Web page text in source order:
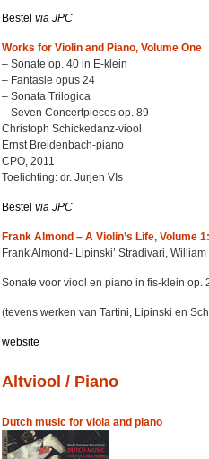
Bestel via JPC
Works for Violin and Piano, Volume One
– Sonate op. 40 in E-klein
– Fantasie opus 24
– Sonata Trilogica
– Seven Concertpieces op. 89
Christoph Schickedanz-viool
Ernst Breidenbach-piano
CPO, 2011
Toelichting: dr. Jurjen VIs
Bestel via JPC
Frank Almond – A Violin’s Life, Volume
Frank Almond-‘Lipinski’ Stradivari,
Sonate voor viool en piano in fis-klein op.
(tevens werken van Tartini, Lipinski en
website
Altviool / Piano
Dutch music for viola and piano